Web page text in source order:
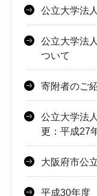
公立大学法
公立大学法
ついて
寄附者のご
公立大学法
更：平成27
大阪府市公
平成30年度